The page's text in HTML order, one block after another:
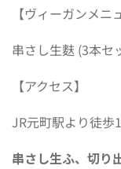
【ヴィーガンメニ
串さし生麩 (3本
【アクセス】
JR元町駅より徒歩
串さし生ふ、切り